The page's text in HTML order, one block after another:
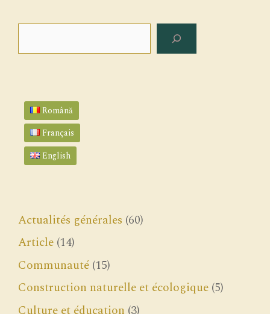
Română
Français
English
Actualités générales (60)
Article (14)
Communauté (15)
Construction naturelle et écologique (5)
Culture et éducation (3)